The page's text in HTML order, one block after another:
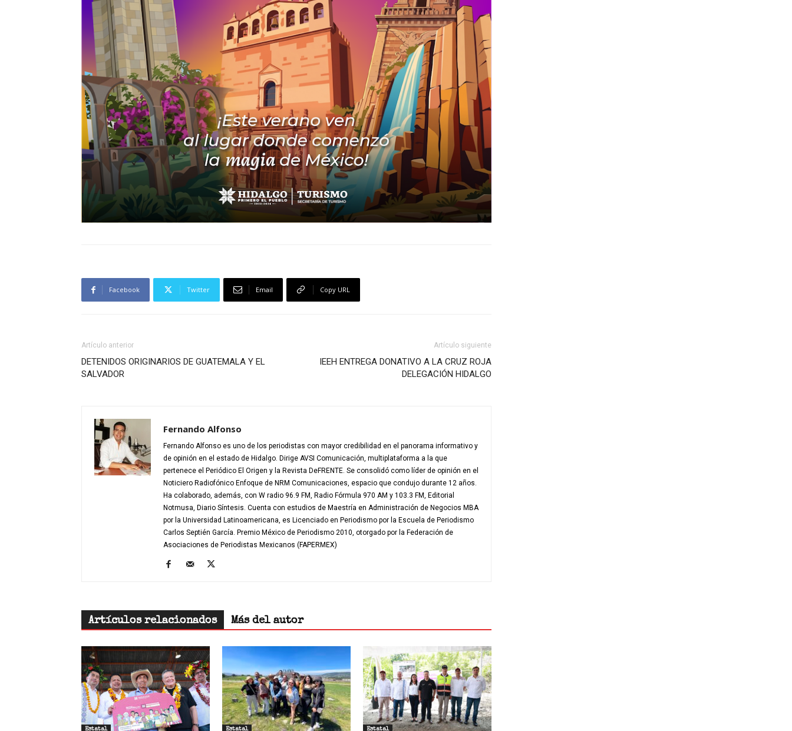
Facebook Twitter Email Copy URL
Artículo anterior
DETENIDOS ORIGINARIOS DE GUATEMALA Y EL
SALVADOR
Artículo siguiente
IEEH ENTREGA DONATIVO A LA CRUZ ROJA
DELEGACIÓN HIDALGO
Fernando Alfonso
Fernando Alfonso es uno de los periodistas con mayor credibilidad en el panorama informativo y
de opinión en el estado de Hidalgo. Dirige AVSI Comunicación, multiplataforma a la que
pertenece el Periódico El Origen y la Revista DeFRENTE. Se consolidó como líder de opinión en el
Noticiero Radiofónico Enfoque de NRM Comunicaciones, espacio que condujo durante 12 años.
Ha colaborado, además, con W radio 96.9 FM, Radio Fórmula 970 AM y 103.3 FM, Editorial
Notmusa, Diario Síntesis. Cuenta con estudios de Maestría en Administración de Negocios MBA
por la Universidad Latinoamericana, es Licenciado en Periodismo por la Escuela de Periodismo
Carlos Septién García. Premio México de Periodismo 2010, otorgado por la Federación de
Asociaciones de Periodistas Mexicanos (FAPERMEX)
Artículos relacionados Más del autor
Estatal Estatal Estatal